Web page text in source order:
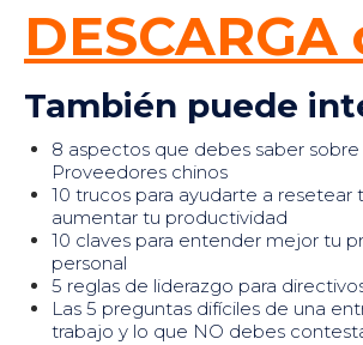
También puede
8 aspectos que debes saber sobre
Proveedores chinos
10 trucos para ayudarte a resetear
aumentar tu productividad
10 claves para entender mejor tu
personal
5 reglas de liderazgo para
Las 5 preguntas difíciles de una
trabajo y lo que NO debes